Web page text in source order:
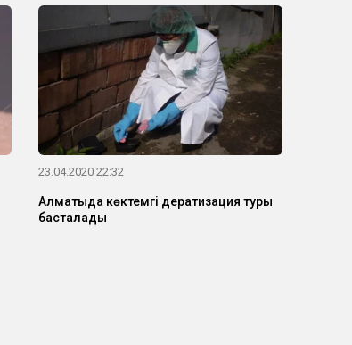
23.04.2020 22:32
Алматыда көктемгі дератизация туры
басталады